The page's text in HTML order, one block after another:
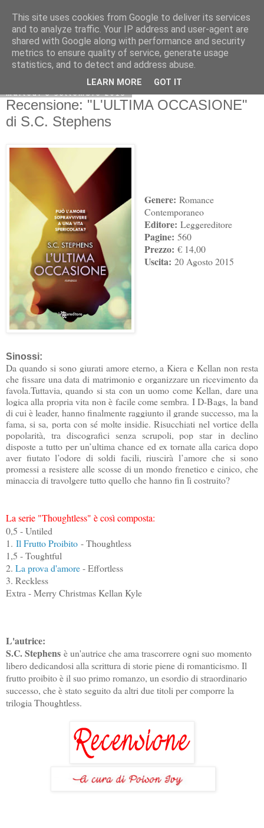
martedì 8 settembre 2015
Recensione: "L'ULTIMA OCCASIONE"
di S.C. Stephens
Genere: Romance
Contemporaneo
Editore: Leggereditore
Pagine: 560
Prezzo: € 14,00
Uscita: 20 Agosto 2015
Sinossi:
Da quando si sono giurati amore eterno, a Kiera e Kellan non resta
che fissare una data di matrimonio e organizzare un ricevimento da
favola.Tuttavia, quando si sta con un uomo come Kellan, dare una
logica alla propria vita non è facile come sembra. I D-Bags, la band
di cui è leader, hanno finalmente raggiunto il grande successo, ma la
fama, si sa, porta con sé molte insidie. Risucchiati nel vortice della
popolarità, tra discografici senza scrupoli, pop star in declino
disposte a tutto per un’ultima chance ed ex tornate alla carica dopo
aver fiutato l’odore di soldi facili, riuscirà l’amore che si sono
promessi a resistere alle scosse di un mondo frenetico e cinico, che
minaccia di travolgere tutto quello che hanno fin lì costruito?
La serie "Thoughtless" è così composta:
0,5 - Untiled
1. Il Frutto Proibito - Thoughtless
1,5 - Toughtful
2. La prova d'amore- Effortless
3. Reckless
Extra - Merry Christmas Kellan Kyle
L'autrice:
S.C. Stephens è un'autrice che ama trascorrere ogni suo momento
libero dedicandosi alla scrittura di storie piene di romanticismo. Il
frutto proibito è il suo primo romanzo, un esordio di straordinario
successo, che è stato seguito da altri due titoli per comporre la
trilogia Thoughtless.
This site uses cookies from Google to deliver its services
and to analyze traffic. Your IP address and user-agent are
shared with Google along with performance and security
metrics to ensure quality of service, generate usage
statistics, and to detect and address abuse.
LEARN MORE GOT IT